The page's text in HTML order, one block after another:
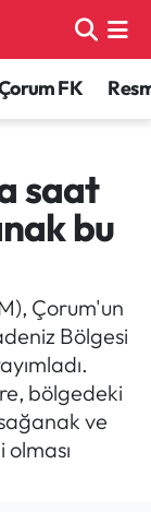
FK
saat
bu
Çorum'un
Bölgesi
bölgedeki
ve